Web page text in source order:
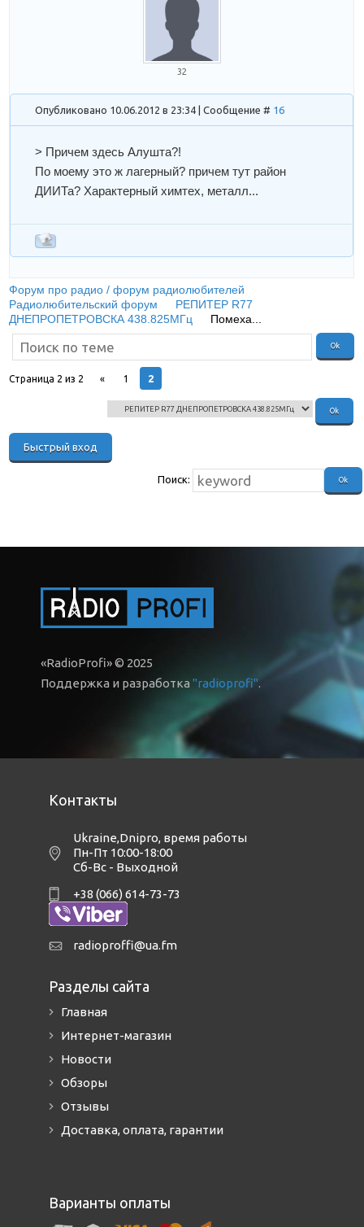
32
Опубликовано 10.06.2012 в 23:34 | Сообщение # 16
> Причем здесь Алушта?!
По моему это ж лагерный? причем тут район
ДИИТа? Характерный химтех, металл...
Форум про радио / форум радиолюбителей
Радиолюбительский форум
РЕПИТЕР R77
ДНЕПРОПЕТРОВСКА 438.825МГц
Помеха...
Страница 2 из 2 « 1 2
Поиск:
«RadioProfi» © 2025
Поддержка и разработка"radioprofi".
Контакты
Ukraine,Dnipro, время работы
Пн-Пт 10:00-18:00
Сб-Вс - Выходной
+38 (066) 614-73-73
radioproffi@ua.fm
Разделы сайта
Главная
Интернет-магазин
Новости
Обзоры
Отзывы
Доставка, оплата, гарантии
Варианты оплаты